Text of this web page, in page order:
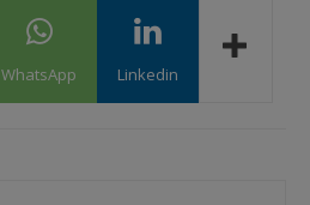
WhatsApp Linkedin